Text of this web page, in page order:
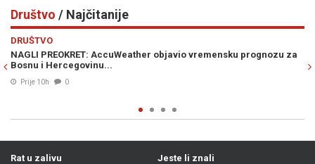
Društvo / Najčitanije
vremensku prognozu za
SKANDALOZAN PRILOG NA
pokrenuo postupak protiv RTRS-a
Previous
Rat u zalivu
Jeste li znali